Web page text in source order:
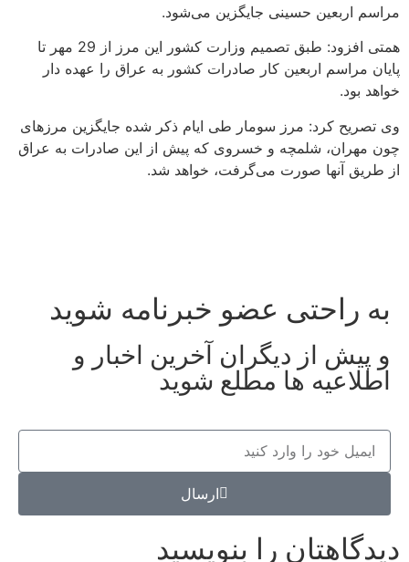
مراسم اربعین حسینی جایگزین می‌شود.
همتی افزود: طبق تصمیم وزارت کشور این مرز از 29 مهر تا
پایان مراسم اربعین کار صادرات کشور به عراق را عهده دار
خواهد بود.
وی تصریح کرد: مرز سومار طی ایام ذکر شده جایگزین مرزهای
چون مهران، شلمچه و خسروی که پیش از این صادرات به عراق
از طریق آنها صورت می‌گرفت، خواهد شد.
به راحتی عضو خبرنامه شوید
و پیش از دیگران آخرین اخبار و
اطلاعیه ها مطلع شوید
ارسال
دیدگاهتان را بنویسید